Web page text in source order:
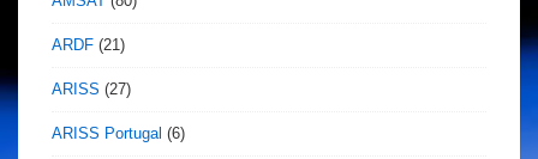
ARDF (21)
ARISS (27)
ARISS Portugal (6)